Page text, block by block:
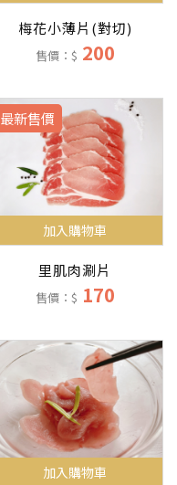
梅花小薄片(對切)
售價：$ 200
最新售價
加入購物車
里肌肉涮片
售價：$ 170
加入購物車